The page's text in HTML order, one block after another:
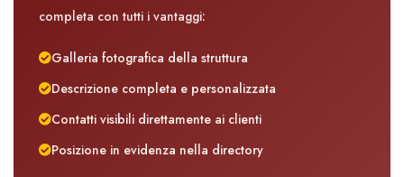
completa con tutti i vantaggi:
Galleria fotografica della struttura
Descrizione completa e personalizzata
Contatti visibili direttamente ai clienti
Posizione in evidenza nella directory